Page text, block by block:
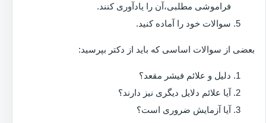
فراموشی مطلبی،آن را یادآوری کنند.
سوالات خود را آماده کنید.
بعضی از سوالات اساسی که باید از دکتر بپرسید:
دلیل و علائم فیشر مقعد؟
آیا علائم دلایل دیگری نیز دارند؟
آیا آزمایش ضروری است؟